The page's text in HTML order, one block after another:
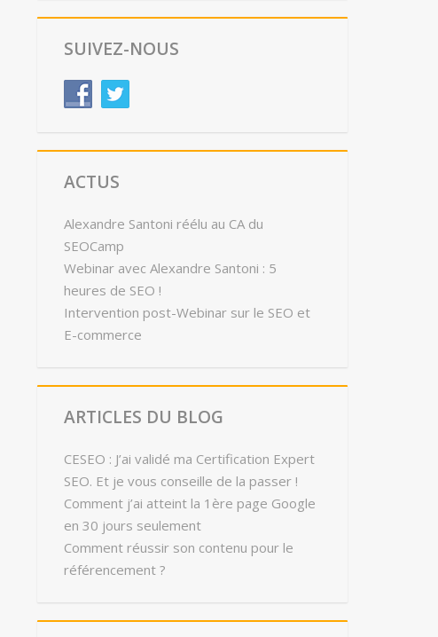
SUIVEZ-NOUS
ACTUS
Alexandre Santoni réélu au CA du
SEOCamp
Webinar avec Alexandre Santoni : 5
heures de SEO !
Intervention post-Webinar sur le SEO et
E-commerce
ARTICLES DU BLOG
CESEO : J’ai validé ma Certification Expert
SEO. Et je vous conseille de la passer !
Comment j’ai atteint la 1ère page Google
en 30 jours seulement
Comment réussir son contenu pour le
référencement ?